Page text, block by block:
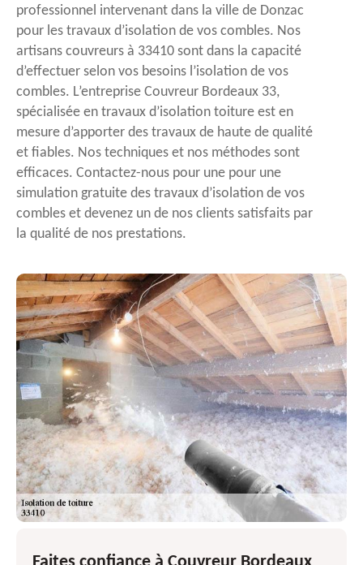
professionnel intervenant dans la ville de Donzac
pour les travaux d’isolation de vos combles. Nos
artisans couvreurs à 33410 sont dans la capacité
d’effectuer selon vos besoins l’isolation de vos
combles. L’entreprise Couvreur Bordeaux 33,
spécialisée en travaux d’isolation toiture est en
mesure d’apporter des travaux de haute de qualité
et fiables. Nos techniques et nos méthodes sont
efficaces. Contactez-nous pour une pour une
simulation gratuite des travaux d’isolation de vos
combles et devenez un de nos clients satisfaits par
la qualité de nos prestations.